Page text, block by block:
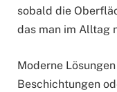
sobald die
das man im Alltag
Moderne
Beschichtungen